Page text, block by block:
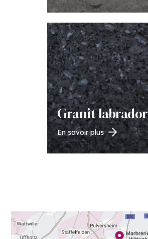
Granit labrador
En savoir plus